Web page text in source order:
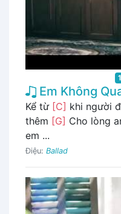
Em Không
Kể từ [C] khi người
thêm [G] Cho lòng
em ...
Điệu: Ballad